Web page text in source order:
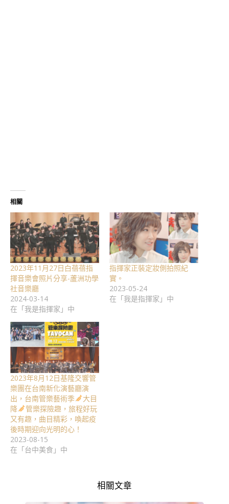
相關
2023年11月27日白蓓蓓指
揮音樂會照片分享-蘆洲功學
社音樂廳
2024-03-14
在「我是指揮家」中
指揮家正裝定妝側拍照紀
實。
2023-05-24
在「我是指揮家」中
2023年8月12日基隆交響管
樂團在台南新化演藝廳演
出，台南管樂藝術季
大目
降
管樂探險趣，旅程好玩
又有趣，曲目精彩，喚起疫
後時期迎向光明的心！
2023-08-15
在「台中美食」中
相關文章